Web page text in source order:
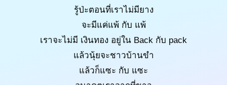
รู้ป่ะตอนที่เราไม่มียาง
จะมีแค่แพ้ กับ แพ้
เราจะไม่มี เงินทอง อยู่ใน Back กับ pack
แล้วนุ้ยจะชาวบ้านขำ
แล้วก็แซะ กับ แซะ